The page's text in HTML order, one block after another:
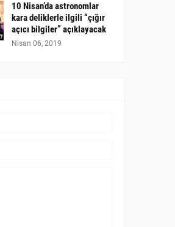
10 Nisan’da astronomlar
kara deliklerle ilgili “çığır
açıcı bilgiler” açıklayacak
Nisan 06, 2019